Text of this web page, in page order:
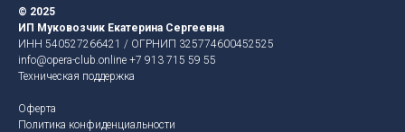
© 2025
ИП Муковозчик Екатерина Сергеевна
ИНН 540527266421 / ОГРНИП 325774600452525
info@opera-club.online +7 913 715 59 55
Техническая поддержка
Оферта
Политика конфиденциальности